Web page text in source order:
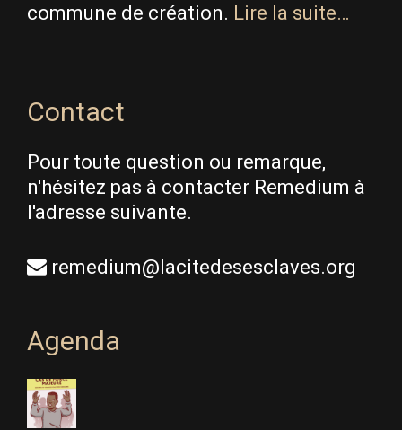
commune de création. Lire la suite…
Contact
Pour toute question ou remarque,
n'hésitez pas à contacter Remedium à
l'adresse suivante.
remedium@lacitedesesclaves.org
Agenda